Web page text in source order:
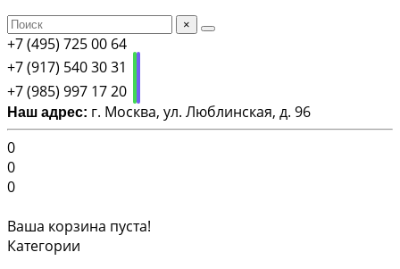
×
+7 (495) 725 00 64
+7 (917) 540 30 31
+7 (985) 997 17 20
Наш адрес: г. Москва, ул. Люблинская, д. 96
0
0
0
Ваша корзина пуста!
Категории